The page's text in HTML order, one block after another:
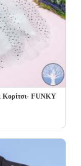
Κορίτσι- FUNKY